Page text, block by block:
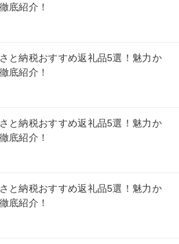
底紹介！
と納税おすすめ返礼品5選！魅力か
底紹介！
と納税おすすめ返礼品5選！魅力か
底紹介！
と納税おすすめ返礼品5選！魅力か
底紹介！